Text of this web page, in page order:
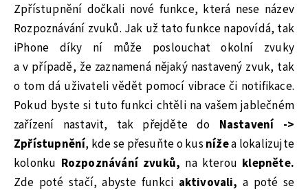
Zpřístupnění dočkali nové funkce, která nese název
Rozpoznávání zvuků. Jak už tato funkce napovídá, tak
iPhone díky ní může poslouchat okolní zvuky
a v případě, že zaznamená nějaký nastavený zvuk, tak
o tom dá uživateli vědět pomocí vibrace či notifikace.
Pokud byste si tuto funkci chtěli na vašem jablečném
zařízení nastavit, tak přejděte do Nastavení ->
Zpřístupnění, kde se přesuňte o kus nížea lokalizujte
kolonku Rozpoznávání zvuků, na kterou klepněte.
Zde poté stačí, abyste funkci aktivovali, a poté se